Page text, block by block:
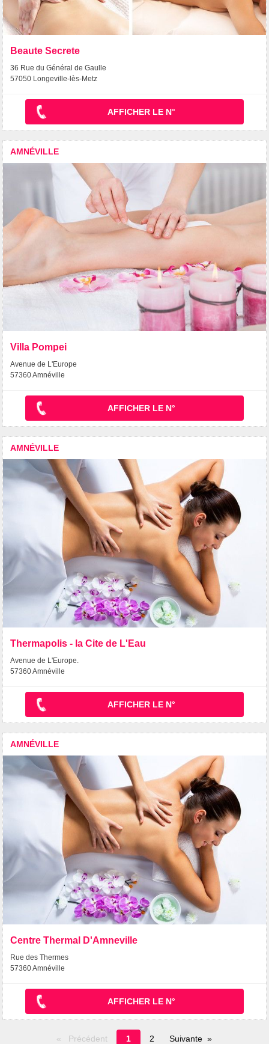
Beaute Secrete
36 Rue du Général de Gaulle
57050 Longeville-lès-Metz
AFFICHER LE N°
AMNÉVILLE
Villa Pompei
Avenue de L'Europe
57360 Amnéville
AFFICHER LE N°
AMNÉVILLE
Thermapolis - la Cite de L'Eau
Avenue de L'Europe.
57360 Amnéville
AFFICHER LE N°
AMNÉVILLE
Centre Thermal D'Amneville
Rue des Thermes
57360 Amnéville
AFFICHER LE N°
Précédent
Page
1 2 Suivante